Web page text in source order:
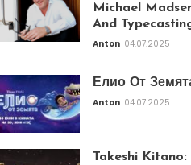
Michael
And
Anton 04.07.2025
Елио От
Anton 04.07.2025
Takeshi